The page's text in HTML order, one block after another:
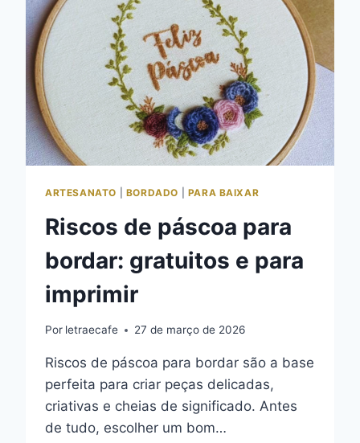
ARTESANATO BORDADO PARA BAIXAR
Riscos de páscoa para
bordar: gratuitos e para
imprimir
Por letraecafe 27 de março de 2026
Riscos de páscoa para bordar são a base
perfeita para criar peças delicadas,
criativas e cheias de significado. Antes
de tudo, escolher um bom…